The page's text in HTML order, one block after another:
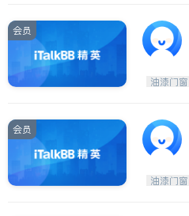
会员
油漆门窗
会员
油漆门窗